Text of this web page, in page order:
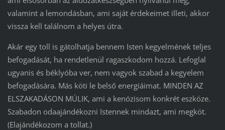
valamint a lemondásban, ami saját érdekeimet illeti, akkor
vissza kell találnom a helyes útra.
Akár egy toll is gátolhatja bennem Isten kegyelmének teljes
befogadását, ha rendetlenül ragaszkodom hozzá. Lefoglal
ugyanis és béklyóba ver, nem vagyok szabad a kegyelem
befogadására. Más köti le belső energiáimat. MINDEN AZ
ELSZAKADÁSON MÚLIK, ami a kenózisom konkrét eszköze.
Szabadon odaajándékozni Istennek mindazt, ami megköt.
(Elajándékozom a tollat.)